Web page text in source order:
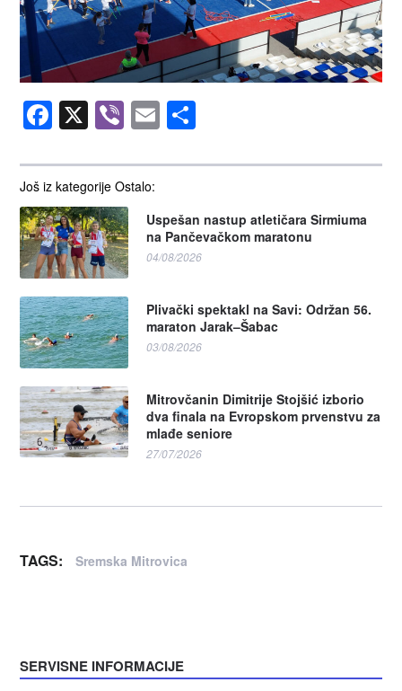
Još iz kategorije Ostalo:
Uspešan nastup atletičara Sirmiuma
na Pančevačkom maratonu
04/08/2026
Plivački spektakl na Savi: Održan 56.
maraton Jarak–Šabac
03/08/2026
Mitrovčanin Dimitrije Stojšić izborio
dva finala na Evropskom prvenstvu za
mlađe seniore
27/07/2026
Facebook
X ViberEmail
TAGS: Sremska Mitrovica
SERVISNE INFORMACIJE